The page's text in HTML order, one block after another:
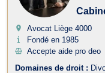
Avocat Liège 4000
Fondé en 1985
Accepte aide pro deo
Domaines de droit :